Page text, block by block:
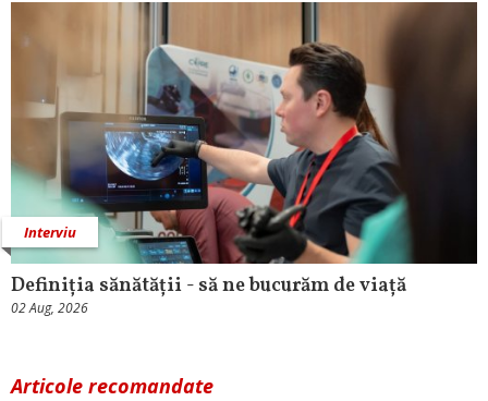
Interviu
Definiția sănătății - să ne bucurăm de viață
02 Aug, 2026
Articole recomandate